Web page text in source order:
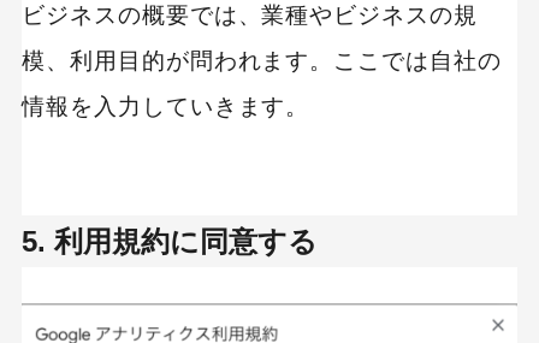
ビジネスの概要では、業種やビジネスの規
模、利用目的が問われます。ここでは自社の
情報を入力していきます。
5. 利用規約に同意する